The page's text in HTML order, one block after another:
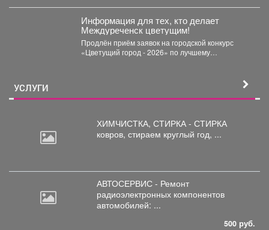
Информация для тех, кто делает
Междуреченск цветущим!
Продлён приём заявок на городской конкурс
«Цветущий город - 2026» по лучшему
УСЛУГИ
ХИМЧИСТКА, СТИРКА - СТИРКА
ковров, стираем круглый год, ...
АВТОСЕРВИС - Ремонт
радиоэлектронных компонентов
автомобилей: ...
500 руб.